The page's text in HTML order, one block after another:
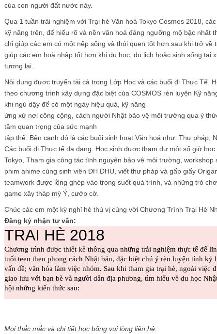
của con người đất nước này.
Qua 1 tuần trải nghiệm với Trại hè Văn hoá Tokyo Cosmos 2018,
kỹ năng trên, để hiểu rõ và nền văn hoá đáng ngưỡng mộ bậc nhất
chỉ giúp các em có một nếp sống và thói quen tốt hơn sau khi trở về
giúp các em hoà nhập tốt hơn khi du học, du lịch hoặc sinh sống tại
tương lai.
Nội dung được truyển tải cả trong Lớp Học và các buổi đi Thực Tế.
theo chương trình xây dựng đặc biệt của COSMOS rèn luyện Kỹ
khi ngủ dậy để có một ngày hiệu quả, kỹ năng
ứng xử nơi công cộng, cách người Nhật bảo vệ môi trường qua ý
tầm quan trọng của sức mạnh
tập thể. Bên cạnh đó là các buổi sinh hoạt Văn hoá như: Thư pháp,
Các buổi đi Thực tế đa dạng. Học sinh được tham dự một số giờ
Tokyo, Tham gia công tác tình nguyện bảo vệ môi trường, workshop
phim anime cùng sinh viên ĐH DHU, viết thư pháp và gấp giấy
teamwork được lồng ghép vào trong suốt quá trình, và những trò
game xây tháp mỳ Ý, cướp cờ.
Chúc các em một kỳ nghỉ hè thú vị cùng vời Chương Trình Trại Hè
Đăng ký nhận tư vấn:
Mọi thắc mắc và chi tiết học bổng vui lòng liên hệ: